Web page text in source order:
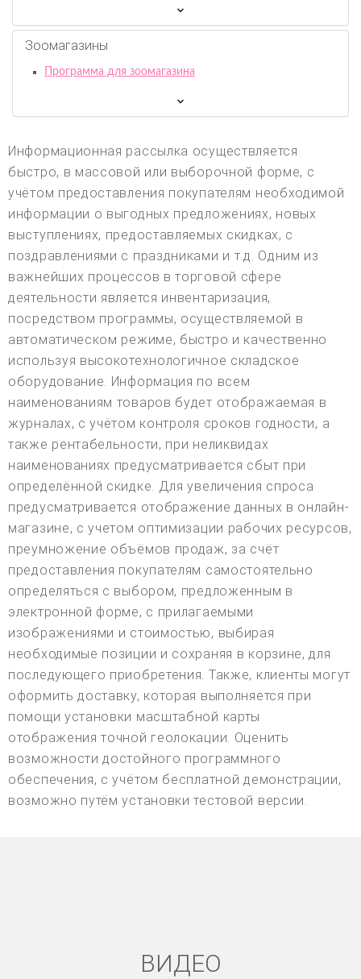
Зоомагазины
Программа для зоомагазина
Информационная рассылка осуществляется
быстро, в массовой или выборочной форме, с
учётом предоставления покупателям необходимой
информации о выгодных предложениях, новых
выступлениях, предоставляемых скидках, с
поздравлениями с праздниками и т.д. Одним из
важнейших процессов в торговой сфере
деятельности является инвентаризация,
посредством программы, осуществляемой в
автоматическом режиме, быстро и качественно
используя высокотехнологичное складское
оборудование. Информация по всем
наименованиям товаров будет отображаемая в
журналах, с учётом контроля сроков годности, а
также рентабельности, при неликвидах
наименованиях предусматривается сбыт при
определённой скидке. Для увеличения спроса
предусматривается отображение данных в онлайн-
магазине, с учетом оптимизации рабочих ресурсов,
преумножение объёмов продаж, за счёт
предоставления покупателям самостоятельно
определяться с выбором, предложенным в
электронной форме, с прилагаемыми
изображениями и стоимостью, выбирая
необходимые позиции и сохраняя в корзине, для
последующего приобретения. Также, клиенты могут
оформить доставку, которая выполняется при
помощи установки масштабной карты
отображения точной геолокации. Оценить
возможности достойного программного
обеспечения, с учётом бесплатной демонстрации,
возможно путём установки тестовой версии.
ВИДЕО